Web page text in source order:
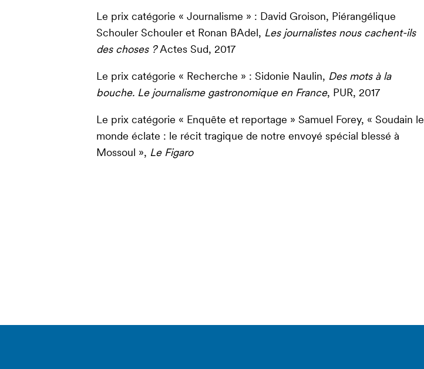
Le prix catégorie « Journalisme » : David Groison, Piérangélique
Schouler Schouler et Ronan BAdel, Les journalistes nous cachent-ils
des choses ?Actes Sud, 2017
Le prix catégorie « Recherche » : Sidonie Naulin, Des mots à la
bouche. Le journalisme gastronomique en France, PUR, 2017
Le prix catégorie « Enquête et reportage » Samuel Forey, « Soudain le
monde éclate : le récit tragique de notre envoyé spécial blessé à
Mossoul », Le Figaro